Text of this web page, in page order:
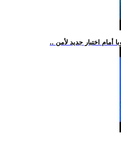
أمام اختبار جديد لأمن